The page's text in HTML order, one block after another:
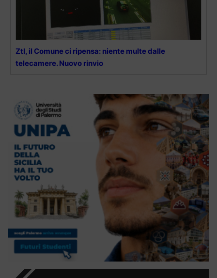
Ztl, il Comune ci ripensa: niente multe dalle
telecamere. Nuovo rinvio